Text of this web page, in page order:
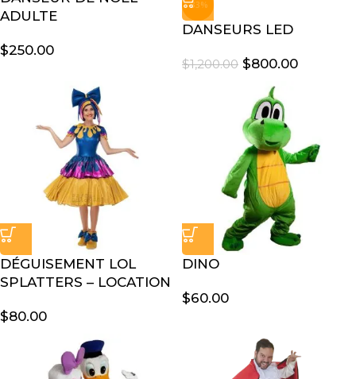
ADULTE
$250.00
-33%
DANSEURS LED
$1,200.00 $800.00
DÉGUISEMENT LOL
SPLATTERS – LOCATION
$80.00
DINO
$60.00